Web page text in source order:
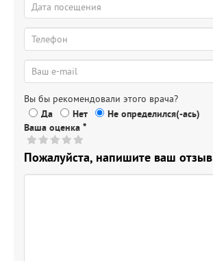
Вы бы рекомендовали этого врача?
Да
Нет
Не определился(-ась)
Ваша оценка *
Пожалуйста, напишите ваш отзыв